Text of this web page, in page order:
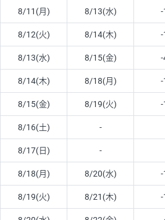
8/11(月) 8/13(水) -
8/12(火) 8/14(木) -
8/13(水) 8/15(金) -
8/14(木) 8/18(月) -
8/15(金) 8/19(火) -
8/16(土) -
8/17(日) -
8/18(月) 8/20(水) -
8/19(火) 8/21(木) -